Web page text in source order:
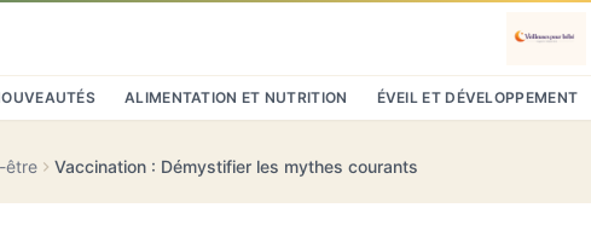
ALIMENTATION ET NUTRITION ÉVEIL ET DÉVELOPPEMENT
être Vaccination : Démystifier les mythes courants